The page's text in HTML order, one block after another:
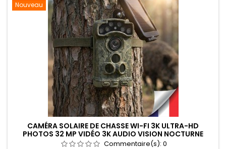
Nouveau
CAMÉRA SOLAIRE DE CHASSE WI-FI 3K ULTRA-HD
PHOTOS 32 MP VIDÉO 3K AUDIO VISION NOCTURNE
INVISIBLE IP68
Commentaire(s): 0